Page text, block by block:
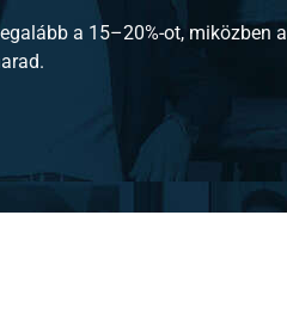
a 15–20%-ot, miközben a